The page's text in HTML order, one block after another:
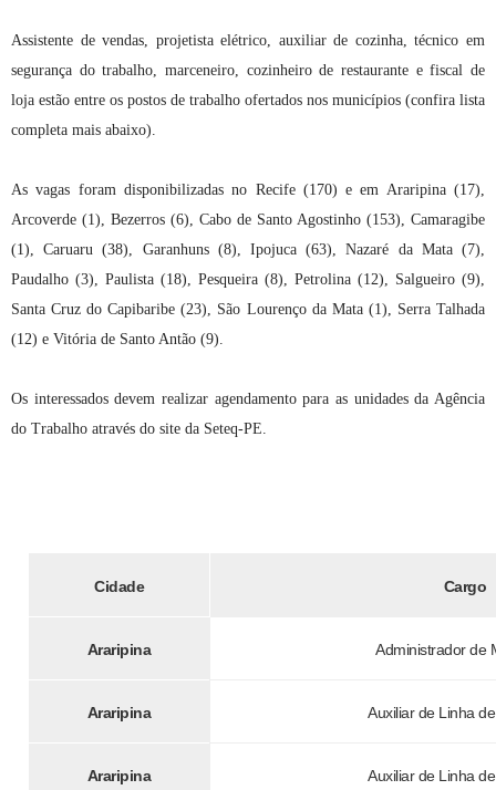
Assistente de vendas, projetista elétrico, auxiliar de cozinha, técnico em
segurança do trabalho, marceneiro, cozinheiro de restaurante e fiscal de
loja estão entre os postos de trabalho ofertados nos municípios (confira lista
completa mais abaixo).
As vagas foram disponibilizadas no Recife (170) e em Araripina (17),
Arcoverde (1), Bezerros (6), Cabo de Santo Agostinho (153), Camaragibe
(1), Caruaru (38), Garanhuns (8), Ipojuca (63), Nazaré da Mata (7),
Paudalho (3), Paulista (18), Pesqueira (8), Petrolina (12), Salgueiro (9),
Santa Cruz do Capibaribe (23), São Lourenço da Mata (1), Serra Talhada
(12) e Vitória de Santo Antão (9).
Os interessados devem realizar agendamento para as unidades da Agência
do Trabalho através do site da Seteq-PE.
Cidade Cargo
Araripina Administrador de
Araripina Auxiliar de Linha
Araripina Auxiliar de Linha